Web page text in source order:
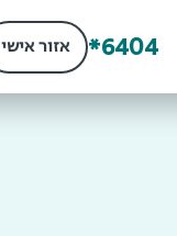
*6404 אזור אישי